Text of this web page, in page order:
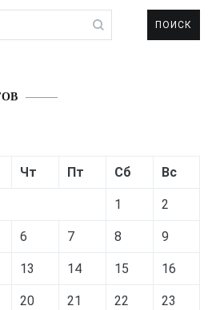
Чт Пт Сб Вс
1 2
6 7 8 9
13 14 15 16
20 21 22 23